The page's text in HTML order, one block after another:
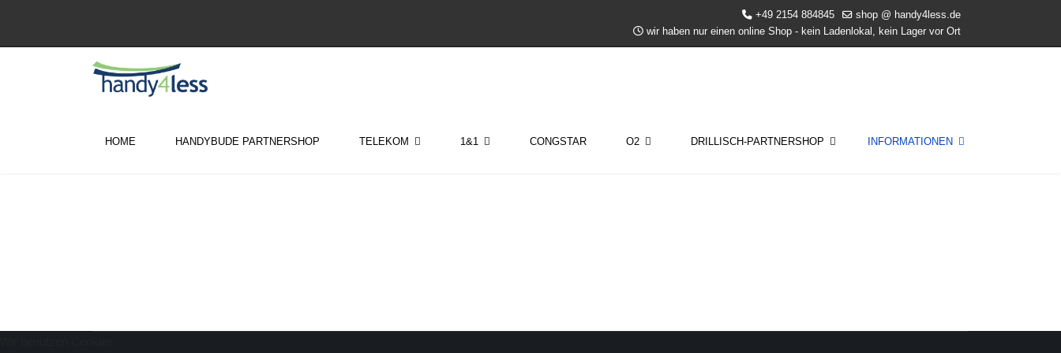
+49 2154 884845
shop @ handy4less.de
wir haben nur einen online Shop - kein Ladenlokal, kein Lager vor Ort
HOME HANDYBUDE PARTNERSHOP TELEKOM 1&1 CONGSTAR O2 DRILLISCH-PARTNERSHOP INFORMATIONEN